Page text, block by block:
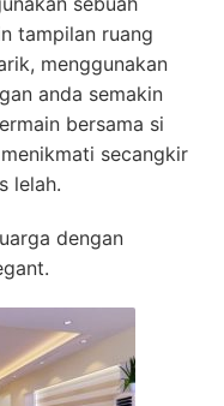
tampilan ruang
menggunakan
anda semakin
bersama si
secangkir
lelah.
dengan